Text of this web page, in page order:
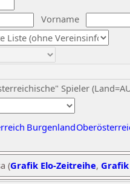
Vorname
Spieler
Burgenland
(Grafik Elo-Zeitreihe,